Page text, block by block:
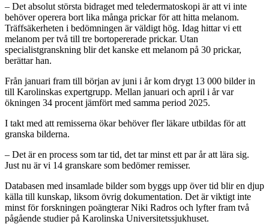
– Det absolut största bidraget med teledermatoskopi är att vi inte
behöver operera bort lika många prickar för att hitta melanom.
Träffsäkerheten i bedömningen är väldigt hög. Idag hittar vi ett
melanom per två till tre bortopererade prickar. Utan
specialistgranskning blir det kanske ett melanom på 30 prickar,
berättar han.
Från januari fram till början av juni i år kom drygt 13 000 bilder in
till Karolinskas expertgrupp. Mellan januari och april i år var
ökningen 34 procent jämfört med samma period 2025.
I takt med att remisserna ökar behöver fler läkare utbildas för att
granska bilderna.
– Det är en process som tar tid, det tar minst ett par år att lära sig.
Just nu är vi 14 granskare som bedömer remisser.
Databasen med insamlade bilder som byggs upp över tid blir en djup
källa till kunskap, liksom övrig dokumentation. Det är viktigt inte
minst för forskningen poängterar Niki Radros och lyfter fram två
pågående studier på Karolinska Universitetssjukhuset.